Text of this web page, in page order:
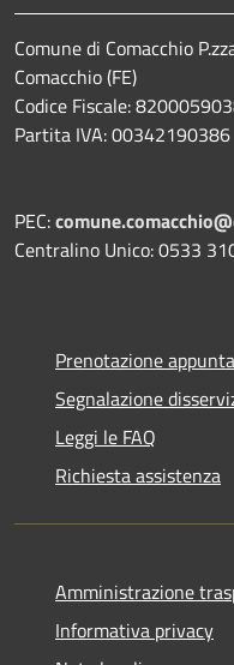
Comune di Comacchio
Comacchio (FE)
Codice Fiscale:
Partita IVA: 00342190386
PEC:
Centralino Unico: 0533
Prenotazione
Segnalazione
Leggi le FAQ
Richiesta assistenza
Amministrazione
Informativa privacy